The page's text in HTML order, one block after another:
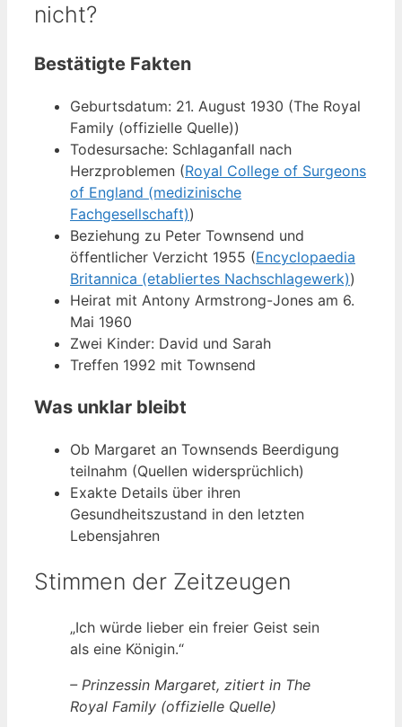
nicht?
Bestätigte Fakten
Geburtsdatum: 21. August 1930 (The Royal
Family (offizielle Quelle))
Todesursache: Schlaganfall nach
Herzproblemen (Royal College of Surgeons
of England (medizinische
Fachgesellschaft))
Beziehung zu Peter Townsend und
öffentlicher Verzicht 1955 (Encyclopaedia
Britannica (etabliertes Nachschlagewerk))
Heirat mit Antony Armstrong-Jones am 6.
Mai 1960
Zwei Kinder: David und Sarah
Treffen 1992 mit Townsend
Was unklar bleibt
Ob Margaret an Townsends Beerdigung
teilnahm (Quellen widersprüchlich)
Exakte Details über ihren
Gesundheitszustand in den letzten
Lebensjahren
Stimmen der Zeitzeugen
„Ich würde lieber ein freier Geist sein
als eine Königin.“
– Prinzessin Margaret, zitiert in The
Royal Family (offizielle Quelle)